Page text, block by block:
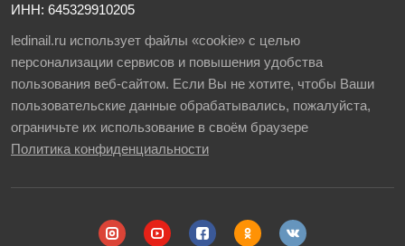
ИНН: 645329910205
ledinail.ru использует файлы «cookie» с целью
персонализации сервисов и повышения удобства
пользования веб-сайтом. Если Вы не хотите, чтобы Ваши
пользовательские данные обрабатывались, пожалуйста,
ограничьте их использование в своём браузере
Политика конфиденциальности